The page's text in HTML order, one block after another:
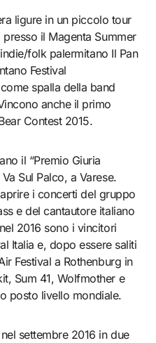
ligure in un piccolo tour
il Magenta Summer
folk palermitano Il Pan
Festival
spalla della band
anche il primo
Contest 2015.
il “Premio Giuria
Sul Palco, a Varese.
i concerti del gruppo
e del cantautore italiano
2016 sono i vincitori
Italia e, dopo essere saliti
Festival a Rothenburg in
Sum 41, Wolfmother e
posto livello mondiale.
settembre 2016 in due